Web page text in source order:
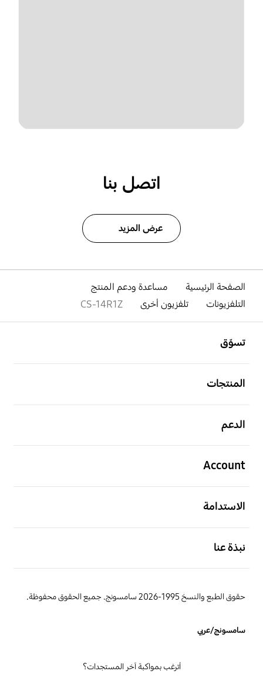
اتصل بنا
عرض المزيد
الصفحة الرئيسية
مساعدة ودعم المنتج
التلفزيونات
تلفزيون أخرى CS-14R1Z
تسوّق
المنتجات
الدعم
Account
الاستدامة
نبذة عنا
حقوق الطبع والنسخ 1995-2026 سامسونج. جميع الحقوق محفوظة.
سامسونج/عربي
أترغب بمواكبة آخر المستجدات؟